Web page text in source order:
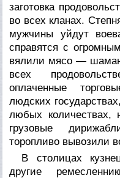
заготовка
во всех кланах.
мужчины уйдут
справятся с
вялили мясо —
всех
оплаченные
людских
любых количествах,
грузовые
торопливо вывозили
В столицах
другие